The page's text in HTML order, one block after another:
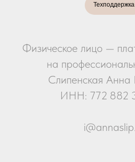
Техподдержка
Физическое лицо —
на
Слипенская Анна
ИНН: 772 882